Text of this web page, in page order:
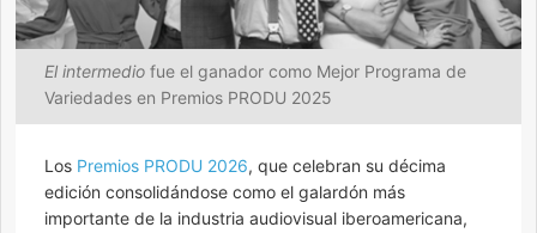
El intermedio fue el ganador como Mejor Programa de
Variedades en Premios PRODU 2025
Los Premios PRODU 2026, que celebran su décima
edición consolidándose como el galardón más
importante de la industria audiovisual iberoamericana,